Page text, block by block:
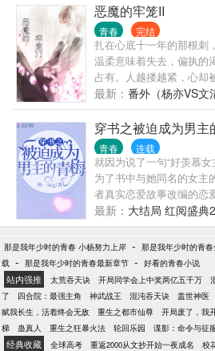
恶魔的牢笼II
青春 完结
扎在心底十一年的那根刺
温柔意味着失去，偏执的
占有。人越搂越紧，心却
美好又在瞬间，灰飞烟灭
给了我最狠的一刀！（一
狼和一只玛丽苏羊的故事
最新： 番外（杨亦VS文
穿书之被迫成为男主
青春 连载
就因为说了一句“好羡慕
为了书中与她同名的女主
者真实恋爱故事改编的恋
一个自称是天一第一统的
与男主汇合，成为男主的
然将启动自毁程序！ 林见
候才认识男主，两个人家
么和他汇合！还成为他
不去？哦，那就启动自毁
去还不行嘛！ 简介无能
文！绝对无虐，以宠为
是什么！ 宠宠宠！ 001:哦
最新： 大结局 红阅盛典2
那是我年少时的青春 小杨努力上岸 - 那是我年少时的青
载 - 那是我年少时的青春最新章节 - 好看的青春小说
站内强推 太荒吞天诀 开局同学会上中奖两亿五千万
了
四合院：最强主角 神武战王 混沌吞天诀 盖世神医
赋我长生，活着终会无敌
重生之都市仙尊 开局废了，我
梯
蛊真人 重生之狂暴火法 轮回乐园 谍影：命令与征
经典收藏 全球高考 重返2000从文抄开始一夜成名 校